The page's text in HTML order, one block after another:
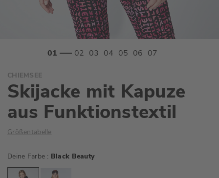
Anfang
der
Bildgalerie
CHIEMSEE
Skijacke mit Kapuze
aus Funktionstextil
Größentabelle
Deine Farbe Black Beauty